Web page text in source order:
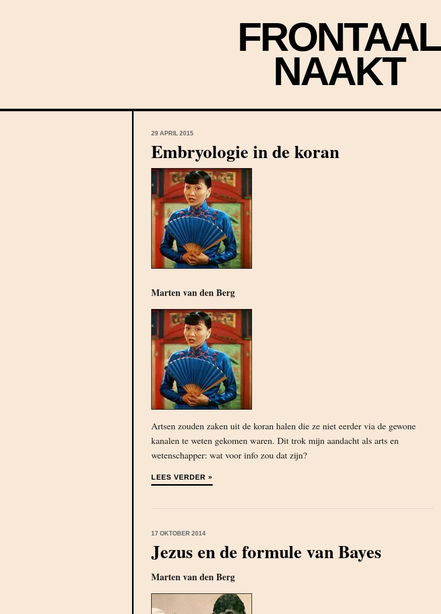
FRONTAAL
NAAKT
29 APRIL 2015
Embryologie in de koran
Marten van den Berg
Artsen zouden zaken uit de koran halen die ze niet eerder via de gewone
kanalen te weten gekomen waren. Dit trok mijn aandacht als arts en
wetenschapper: wat voor info zou dat zijn?
LEES VERDER »
17 OKTOBER 2014
Jezus en de formule van Bayes
Marten van den Berg